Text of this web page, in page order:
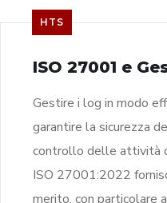
HTS
ISO 27001 e
Gestire i log in modo
garantire la sicurezza
controllo delle attività
ISO 27001:2022
merito, con particolare